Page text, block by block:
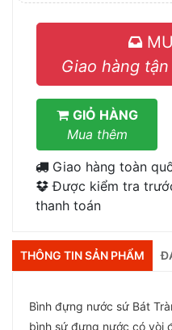
Giao hàng
GIỎ HÀNG
Mua thêm
Giao hàng toàn
Được kiểm tra
thanh toán
THÔNG TIN SẢN PHẨM
Bình đựng nước sứ Bát
bình sứ đựng nước có vòi